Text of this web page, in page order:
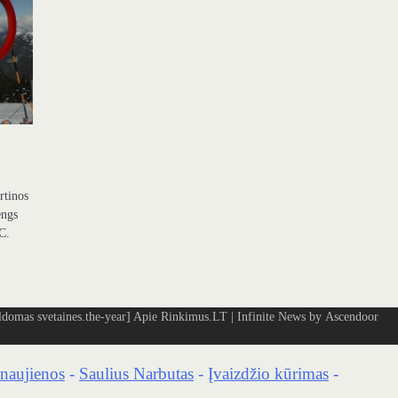
svetaines.the-year] Apie Rinkimus.LT| Infinite News by Ascendoor
- Saulius Narbutas - Įvaizdžio kūrimas -